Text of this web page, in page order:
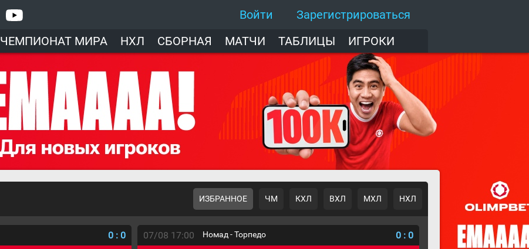
Войти
Зарегистрироваться
ЧЕМПИОНАТ МИРА НХЛ СБОРНАЯ МАТЧИ ТАБЛИЦЫ ИГРОКИ
ИЗБРАННОЕ ЧМ КХЛ ВХЛ МХЛ НХЛ
0 : 0 07/08 17:00 Номад - Торпедо 0 : 0